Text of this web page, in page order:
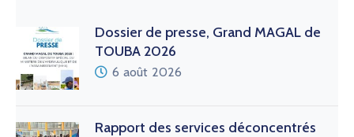
Dossier de presse, Grand MAGAL de
TOUBA 2026
6 août 2026
Rapport des services déconcentrés